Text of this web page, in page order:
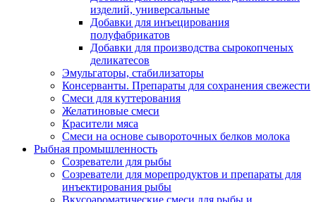
изделий, универсальные
Добавки для инъецирования
полуфабрикатов
Добавки для производства сырокопченых
деликатесов
Эмульгаторы, стабилизаторы
Консерванты. Препараты для сохранения свежести
Смеси для куттерования
Желатиновые смеси
Красители мяса
Смеси на основе сывороточных белков молока
Рыбная промышленность
Созреватели для рыбы
Созреватели для морепродуктов и препараты для
инъектирования рыбы